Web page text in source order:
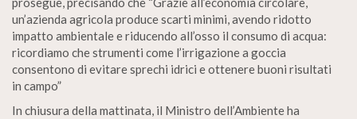
un’azienda agricola produce scarti minimi, avendo ridotto
impatto ambientale e riducendo all’osso il consumo di acqua:
ricordiamo che strumenti come l’irrigazione a goccia
consentono di evitare sprechi idrici e ottenere buoni risultati
in campo”
In chiusura della mattinata, il Ministro dell’Ambiente ha